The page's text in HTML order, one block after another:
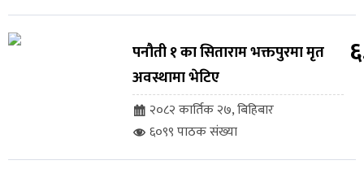
पनौती १ का सिताराम भक्तपुरमा मृत
अवस्थामा भेटिए
२०८२ कार्तिक २७, बिहिबार
६०९९ पाठक संख्या